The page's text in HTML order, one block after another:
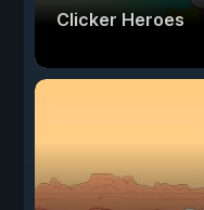
Clicker Heroes